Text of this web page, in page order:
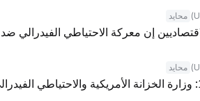
محايد
إن معركة الاحتياطي الفيدرالي
محايد